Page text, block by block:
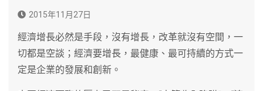
2015年11月27日
經濟增長必然是手段，沒有增長，改革就沒有空間，一
切都是空談；經濟要增長，最健康、最可持續的方式一
定是企業的發展和創新。